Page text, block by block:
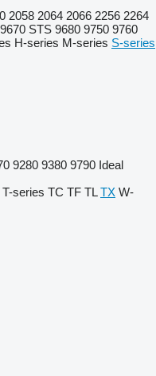
2058 2064 2066 2256 2264
9670 STS 9680 9750 9760
H-series M-series S-series
9280 9380 9790 Ideal
T-series TC TF TL TX W-